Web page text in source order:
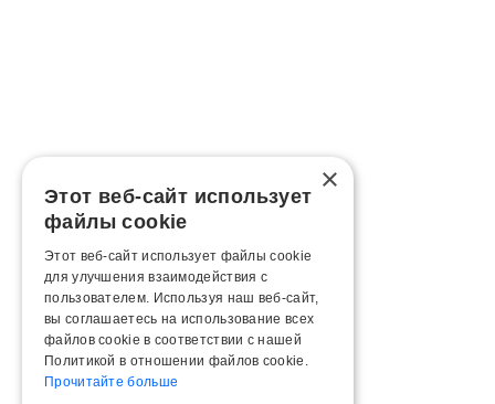
×
Этот веб-сайт использует
файлы cookie
Этот веб-сайт использует файлы cookie
для улучшения взаимодействия с
пользователем. Используя наш веб-сайт,
вы соглашаетесь на использование всех
файлов cookie в соответствии с нашей
Политикой в ​​отношении файлов cookie.
Прочитайте больше